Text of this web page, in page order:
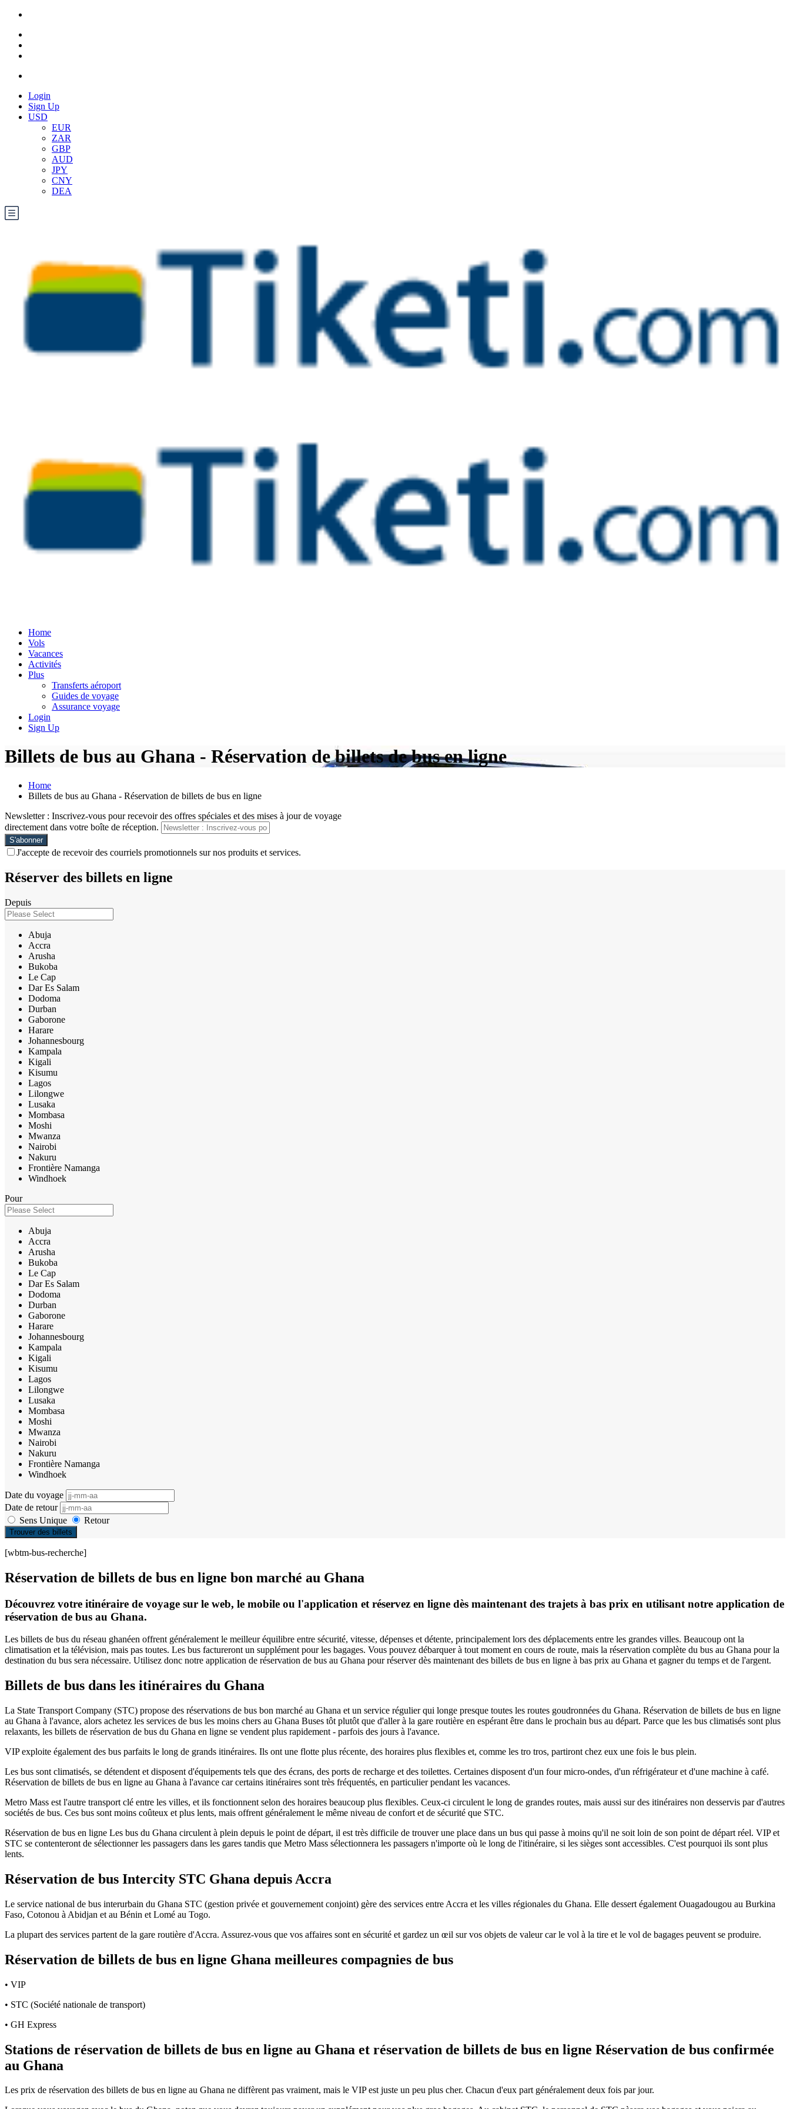
Login
Sign Up
USD
EUR
ZAR
GBP
AUD
JPY
CNY
DEA
Home
Vols
Vacances
Activités
Plus
Transferts aéroport
Guides de voyage
Assurance voyage
Login
Sign Up
Billets de bus au Ghana - Réservation de billets de bus en ligne
Home
Billets de bus au Ghana - Réservation de billets de bus en ligne
Newsletter : Inscrivez-vous pour recevoir des offres spéciales et des mises à jour de voyage
directement dans votre boîte de réception.
J'accepte de recevoir des courriels promotionnels sur nos produits et services.
Réserver des billets en ligne
Depuis
Abuja
Accra
Arusha
Bukoba
Le Cap
Dar Es Salam
Dodoma
Durban
Gaborone
Harare
Johannesbourg
Kampala
Kigali
Kisumu
Lagos
Lilongwe
Lusaka
Mombasa
Moshi
Mwanza
Nairobi
Nakuru
Frontière Namanga
Windhoek
Pour
Abuja
Accra
Arusha
Bukoba
Le Cap
Dar Es Salam
Dodoma
Durban
Gaborone
Harare
Johannesbourg
Kampala
Kigali
Kisumu
Lagos
Lilongwe
Lusaka
Mombasa
Moshi
Mwanza
Nairobi
Nakuru
Frontière Namanga
Windhoek
Date du voyage
Date de retour
Sens Unique
Retour
Trouver des billets
[wbtm-bus-recherche]
Réservation de billets de bus en ligne bon marché au Ghana
Découvrez votre itinéraire de voyage sur le web, le mobile ou l'application et réservez en ligne dès maintenant des trajets à bas prix en utilisant notre application de
réservation de bus au Ghana.
Les billets de bus du réseau ghanéen offrent généralement le meilleur équilibre entre sécurité, vitesse, dépenses et détente, principalement lors des déplacements entre les grandes villes. Beaucoup ont la
climatisation et la télévision, mais pas toutes. Les bus factureront un supplément pour les bagages. Vous pouvez débarquer à tout moment en cours de route, mais la réservation complète du bus au Ghana pour la
destination du bus sera nécessaire. Utilisez donc notre application de réservation de bus au Ghana pour réserver dès maintenant des billets de bus en ligne à bas prix au Ghana et gagner du temps et de l'argent.
Billets de bus dans les itinéraires du Ghana
La State Transport Company (STC) propose des réservations de bus bon marché au Ghana et un service régulier qui longe presque toutes les routes goudronnées du Ghana. Réservation de billets de bus en ligne
au Ghana à l'avance, alors achetez les services de bus les moins chers au Ghana Buses tôt plutôt que d'aller à la gare routière en espérant être dans le prochain bus au départ. Parce que les bus climatisés sont plus
relaxants, les billets de réservation de bus du Ghana en ligne se vendent plus rapidement - parfois des jours à l'avance.
VIP exploite également des bus parfaits le long de grands itinéraires. Ils ont une flotte plus récente, des horaires plus flexibles et, comme les tro tros, partiront chez eux une fois le bus plein.
Les bus sont climatisés, se détendent et disposent d'équipements tels que des écrans, des ports de recharge et des toilettes. Certaines disposent d'un four micro-ondes, d'un réfrigérateur et d'une machine à café.
Réservation de billets de bus en ligne au Ghana à l'avance car certains itinéraires sont très fréquentés, en particulier pendant les vacances.
Metro Mass est l'autre transport clé entre les villes, et ils fonctionnent selon des horaires beaucoup plus flexibles. Ceux-ci circulent le long de grandes routes, mais aussi sur des itinéraires non desservis par d'autres
sociétés de bus. Ces bus sont moins coûteux et plus lents, mais offrent généralement le même niveau de confort et de sécurité que STC.
Réservation de bus en ligne Les bus du Ghana circulent à plein depuis le point de départ, il est très difficile de trouver une place dans un bus qui passe à moins qu'il ne soit loin de son point de départ réel. VIP et
STC se contenteront de sélectionner les passagers dans les gares tandis que Metro Mass sélectionnera les passagers n'importe où le long de l'itinéraire, si les sièges sont accessibles. C'est pourquoi ils sont plus
lents.
Réservation de bus Intercity STC Ghana depuis Accra
Le service national de bus interurbain du Ghana STC (gestion privée et gouvernement conjoint) gère des services entre Accra et les villes régionales du Ghana. Elle dessert également Ouagadougou au Burkina
Faso, Cotonou à Abidjan et au Bénin et Lomé au Togo.
La plupart des services partent de la gare routière d'Accra. Assurez-vous que vos affaires sont en sécurité et gardez un œil sur vos objets de valeur car le vol à la tire et le vol de bagages peuvent se produire.
Réservation de billets de bus en ligne Ghana meilleures compagnies de bus
• VIP
• STC (Société nationale de transport)
• GH Express
Stations de réservation de billets de bus en ligne au Ghana et réservation de billets de bus en ligne Réservation de bus confirmée
au Ghana
Les prix de réservation des billets de bus en ligne au Ghana ne diffèrent pas vraiment, mais le VIP est juste un peu plus cher. Chacun d'eux part généralement deux fois par jour.